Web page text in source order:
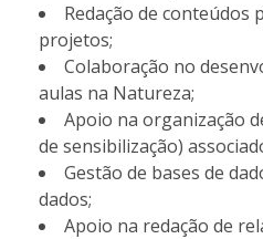
Redação de conteúdos
projetos;
Colaboração no
aulas na Natureza;
Apoio na organização
de sensibilização)
Gestão de bases de
dados;
Apoio na redação de